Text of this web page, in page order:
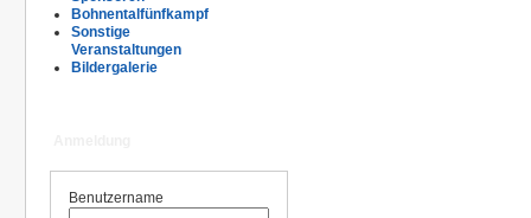
Bohnentalfünfkampf
Sonstige
Veranstaltungen
Bildergalerie
Benutzername